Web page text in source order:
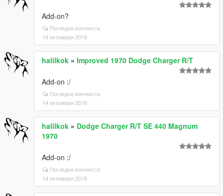
Add-on?
Погледни контекста
14 октомври 2016
halilkok » Improved 1970 Dodge Charger R/T
Add-on :/
Погледни контекста
14 октомври 2016
halilkok » Dodge Charger R/T SE 440 Magnum
1970
Add-on :/
Погледни контекста
14 октомври 2016